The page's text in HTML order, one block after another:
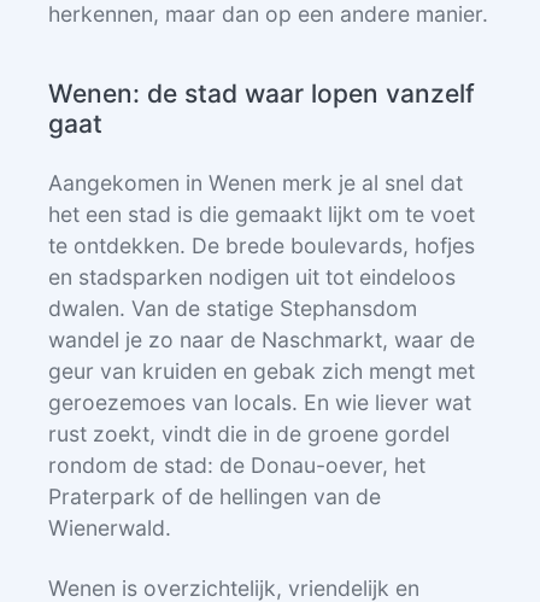
herkennen, maar dan op een andere manier.
Wenen: de stad waar lopen vanzelf
gaat
Aangekomen in Wenen merk je al snel dat
het een stad is die gemaakt lijkt om te voet
te ontdekken. De brede boulevards, hofjes
en stadsparken nodigen uit tot eindeloos
dwalen. Van de statige Stephansdom
wandel je zo naar de Naschmarkt, waar de
geur van kruiden en gebak zich mengt met
geroezemoes van locals. En wie liever wat
rust zoekt, vindt die in de groene gordel
rondom de stad: de Donau-oever, het
Praterpark of de hellingen van de
Wienerwald.
Wenen is overzichtelijk, vriendelijk en